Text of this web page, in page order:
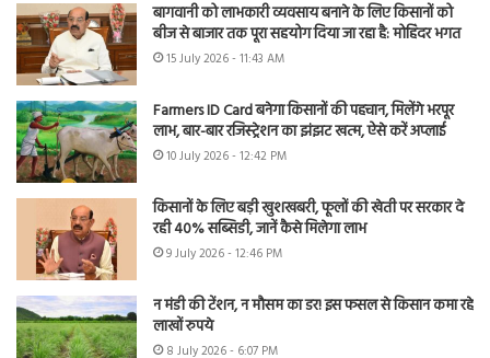
बागवानी को लाभकारी व्यवसाय बनाने के लिए किसानों को
बीज से बाजार तक पूरा सहयोग दिया जा रहा है: मोहिंदर भगत
15 July 2026 - 11:43 AM
Farmers ID Card बनेगा किसानों की पहचान, मिलेंगे भरपूर
लाभ, बार-बार रजिस्ट्रेशन का झंझट खत्म, ऐसे करें अप्लाई
10 July 2026 - 12:42 PM
किसानों के लिए बड़ी खुशखबरी, फूलों की खेती पर सरकार दे
रही 40% सब्सिडी, जानें कैसे मिलेगा लाभ
9 July 2026 - 12:46 PM
न मंडी की टेंशन, न मौसम का डर! इस फसल से किसान कमा रहे
लाखों रुपये
8 July 2026 - 6:07 PM